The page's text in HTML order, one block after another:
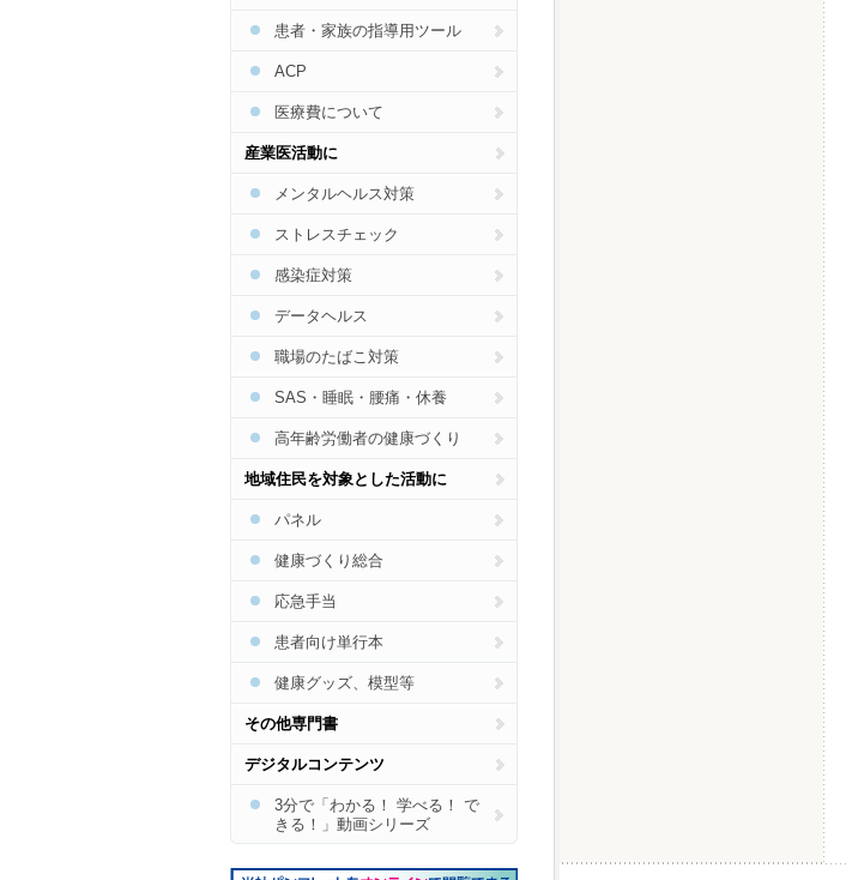
肝炎・肝臓病
インフルエンザ
食中毒
梅毒
HIV・エイズ・STI
麻しん・風しん
ジカウイルス・デング熱
認知症
フレイル・低栄養
熱中症
がん
患者・家族の指導用ツール
ACP
医療費について
産業医活動に
メンタルヘルス対策
ストレスチェック
感染症対策
データヘルス
職場のたばこ対策
SAS・睡眠・腰痛・休養
高年齢労働者の健康づくり
地域住民を対象とした活動に
パネル
健康づくり総合
応急手当
患者向け単行本
健康グッズ、模型等
その他専門書
デジタルコンテンツ
3分で「わかる！ 学べる！ で
きる！」動画シリーズ